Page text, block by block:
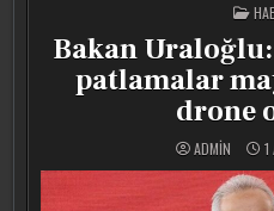
IN
Bakan
patlamalar
drone
ADMIN